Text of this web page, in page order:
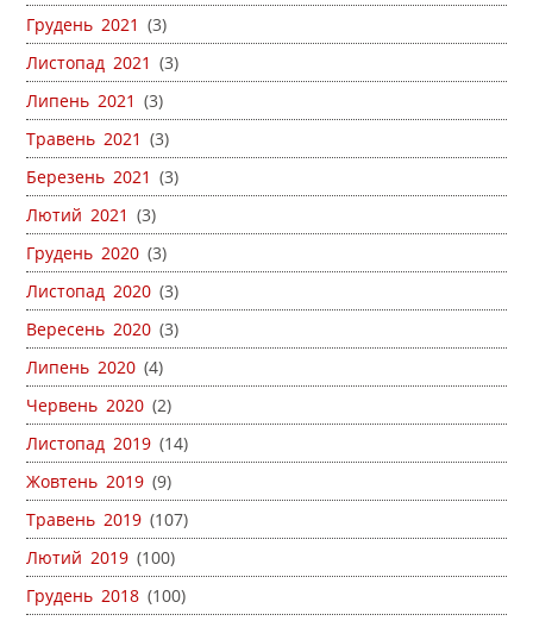
Грудень 2021 (3)
Листопад 2021 (3)
Липень 2021 (3)
Травень 2021 (3)
Березень 2021 (3)
Лютий 2021 (3)
Грудень 2020 (3)
Листопад 2020 (3)
Вересень 2020 (3)
Липень 2020 (4)
Червень 2020 (2)
Листопад 2019 (14)
Жовтень 2019 (9)
Травень 2019 (107)
Лютий 2019 (100)
Грудень 2018 (100)